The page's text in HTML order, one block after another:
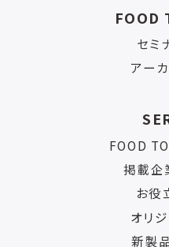
FOOD
セミ
アー
FOOD
掲載企
お役
オリ
新製